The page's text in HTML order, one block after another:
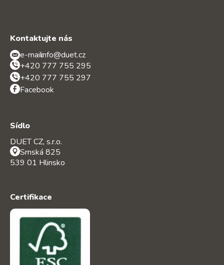
Kontaktujte nás
e-mail:info@duet.cz
+420 777 755 295
+420 777 755 297
Facebook
Sídlo
DUET CZ, s.r.o.
Srnská 825
539 01 Hlinsko
Certifikace